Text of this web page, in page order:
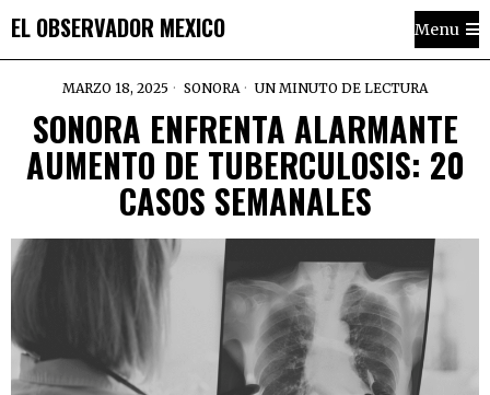
EL OBSERVADOR MEXICO Menu
MARZO 18, 2025 SONORA UN MINUTO DE LECTURA
SONORA ENFRENTA ALARMANTE
AUMENTO DE TUBERCULOSIS: 20
CASOS SEMANALES